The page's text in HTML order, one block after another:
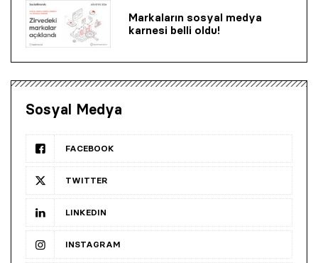
Markaların sosyal medya
karnesi belli oldu!
Sosyal Medya
FACEBOOK
TWITTER
LINKEDIN
INSTAGRAM